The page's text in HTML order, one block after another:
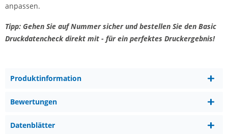
anpassen.
Tipp: Gehen Sie auf Nummer sicher und bestellen Sie den Basic
Druckdatencheck direkt mit - für ein perfektes Druckergebnis!
Produktinformation
Bewertungen
Datenblätter